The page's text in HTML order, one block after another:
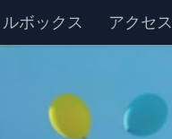
ボックス アクセス